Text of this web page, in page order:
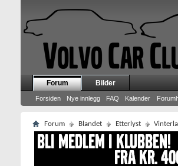
Forum
Forsiden Nye innlegg FAQ Kalender
Bilder
Forum Blandet Etterlyst